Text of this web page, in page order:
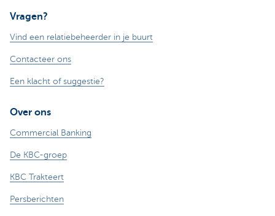
Vragen?
Vind een relatiebeheerder in je buurt
Contacteer ons
Een klacht of suggestie?
Over ons
Commercial Banking
De KBC-groep
KBC Trakteert
Persberichten